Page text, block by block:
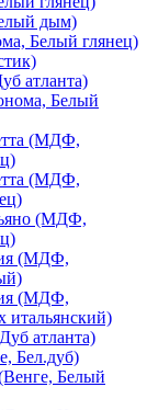
дым)
Белый глянец)
атланта)
Белый
(МДФ,
(МДФ,
(МДФ,
(МДФ,
(МДФ,
итальянский)
атланта)
Бел.дуб)
Белый